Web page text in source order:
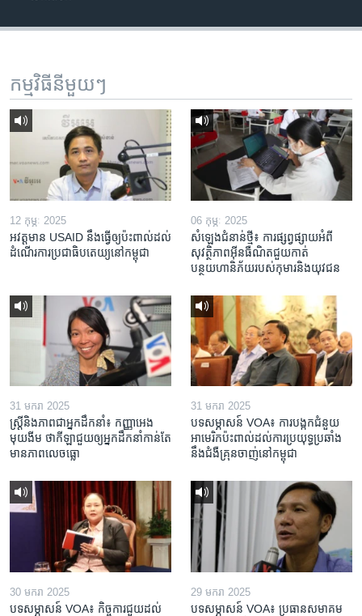
កម្មវិធី​នីមួយៗ
12 កុម្ភៈ 2025
អវត្តមាន USAID នឹងធ្វើឲ្យប៉ះពាល់ដល់
ដំណើរការប្រជាធិបតេយ្យនៅកម្ពុជា
06 កុម្ភៈ 2025
សំឡេងជំនាន់ថ្មី៖ ការផ្សព្វផ្សាយអំពី
សុវត្ថិភាពអ៊ីនធឺណិតជួយកាត់
បន្ថយហានិភ័យរបស់កុមារនិងយុវជន
31 មករា 2025
ស្រ្តី​និង​ភាព​ជា​អ្នក​ដឹកនាំ៖ កញ្ញា​អេង
មុយងីម ថា​កីឡា​ជួយឲ្យ​អ្នកដឹកនាំ​កាន់តែ​
មាន​ភាព​លេចធ្លោ
31 មករា 2025
បទសម្ភាសន៍ VOA៖ ការបង្កក​ជំនួយ​
អាមេរិក​ប៉ះពាល់ដល់​ការប្រយុទ្ធ​ប្រឆាំង​
នឹង​ជំងឺ​គ្រុនចាញ់​នៅ​កម្ពុជា
30 មករា 2025
បទសម្ភាសន៍ VOA៖ កិច្ចការ​ជួយ​ដល់​
29 មករា 2025
បទសម្ភាសន៍ VOA៖ ប្រធាន​សមាគម​